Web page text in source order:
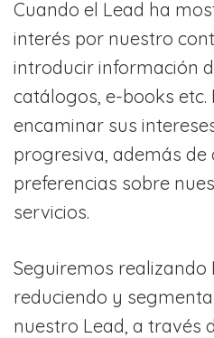
Cuando el Lead ha
interés por nuestro
introducir información
catálogos, e-books
encaminar sus
progresiva, además de
preferencias sobre
servicios.
Seguiremos realizando
reduciendo y
nuestro Lead, a través